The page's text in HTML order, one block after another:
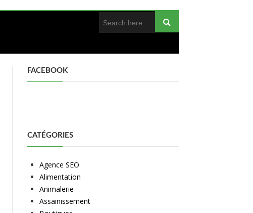
FACEBOOK
CATÉGORIES
Agence SEO
Alimentation
Animalerie
Assainissement